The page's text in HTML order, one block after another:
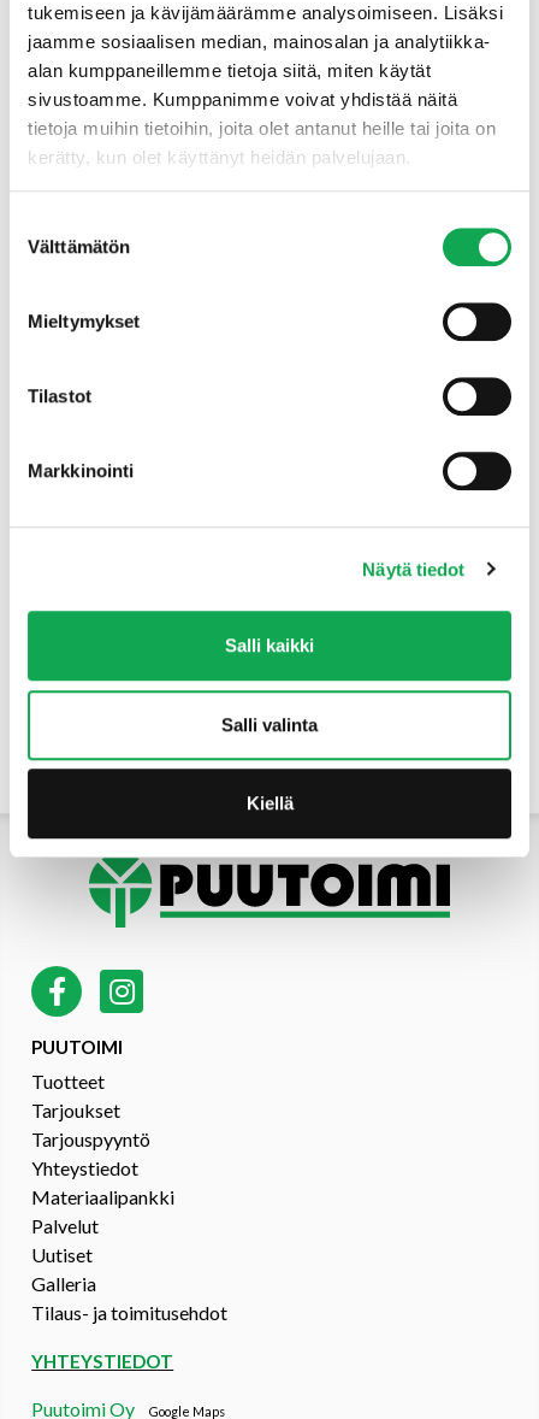
tukemiseen ja kävijämäärämme analysoimiseen. Lisäksi
jaamme sosiaalisen median, mainosalan ja analytiikka-
alan kumppaneillemme tietoja siitä, miten käytät
sivustoamme. Kumppanimme voivat yhdistää näitä
tietoja muihin tietoihin, joita olet antanut heille tai joita on
kerätty, kun olet käyttänyt heidän palvelujaan.
valinta
Välttämätön
Mieltymykset
Tilastot
Markkinointi
Näytä tiedot
Salli kaikki
Salli valinta
Kiellä
Etusivu
PUUTOIMI
Tuotteet
Tarjoukset
Tarjouspyyntö
Yhteystiedot
Materiaalipankki
Palvelut
Uutiset
Galleria
Tilaus- ja toimitusehdot
YHTEYSTIEDOT
Puutoimi OyGoogle Maps